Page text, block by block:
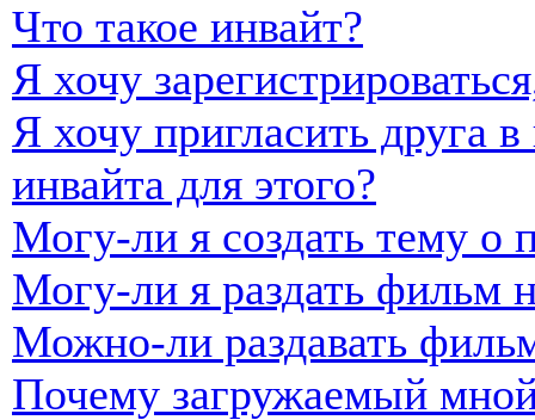
Что такое инвайт?
Я хочу
Я хочу пригласить друга
инвайта для этого?
Могу-ли я создать тему о
Могу-ли я раздать фильм
Можно-ли раздавать
Почему загружаемый